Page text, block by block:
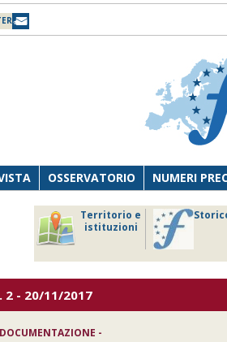
OSSERVATORIO NUMERI
Territorio e
istituzioni
2 - 20/11/2017
-